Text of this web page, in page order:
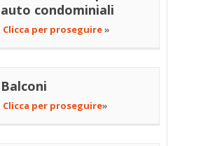
auto condominiali
Clicca per proseguire»
Balconi
Clicca per proseguire»